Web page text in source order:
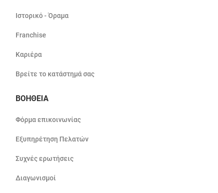
Ιστορικό - Όραμα
Franchise
Καριέρα
Βρείτε το κατάστημά σας
ΒΟΗΘΕΙΑ
Φόρμα επικοινωνίας
Εξυπηρέτηση Πελατών
Συχνές ερωτήσεις
Διαγωνισμοί